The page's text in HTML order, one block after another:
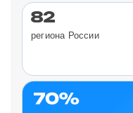
региона России